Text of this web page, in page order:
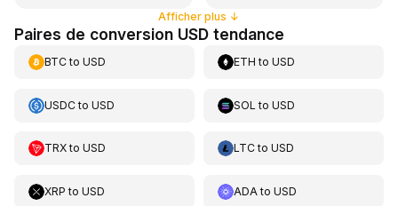
Afficher plus ↓
Paires de conversion USD tendance
BTCto USD ETH toUSD
USDCto USD SOL toUSD
TRXto USD LTCtoUSD
XRP to USD ADA toUSD